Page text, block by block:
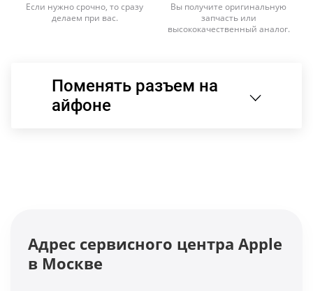
Если нужно срочно, то сразу
делаем при вас.
Вы получите оригинальную
запчасть или
высококачественный аналог.
Поменять разъем на
айфоне
Адрес сервисного центра Apple
в Москве